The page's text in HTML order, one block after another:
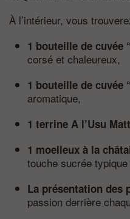
À l’intérieur, vous
1 bouteille de cuvée
corsé et chaleureux,
1 bouteille de cuvée
aromatique,
1 terrine A l’Usu
1 moelleux à la
touche sucrée typique
La présentation des
passion derrière